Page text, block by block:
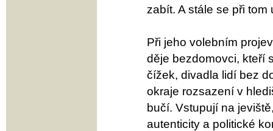
zabít. A stále se při
Při jeho volebním
děje bezdomovci, kteří
čížek, divadla lidí bez
okraje rozsazení v
bučí. Vstupují na
autenticity a politické